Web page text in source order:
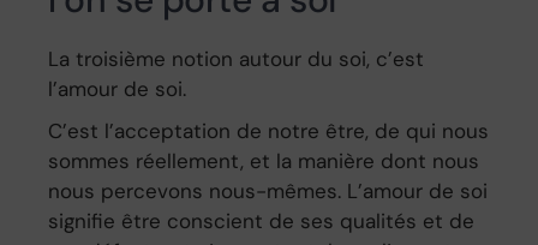
La troisième notion autour du soi, c’est
l’amour de soi.
C’est l’acceptation de notre être, de qui nous
sommes réellement, et la manière dont nous
nous percevons nous-mêmes. L’amour de soi
signifie être conscient de ses qualités et de